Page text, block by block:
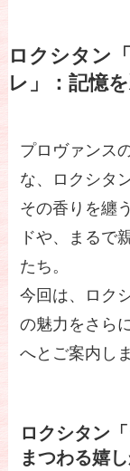
ロクシタン
レ」：記憶
プロヴァンス
な、ロクシタ
その香りを纏
ドや、まるで
たち。
今回は、ロク
の魅力をさら
へとご案内し
ロクシタン
まつわる嬉